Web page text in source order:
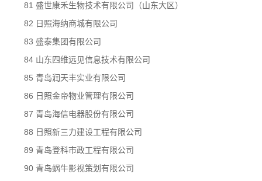
81 盛世康禾生物技术有限公司（山东大区）
82 日照海纳商城有限公司
83 盛泰集团有限公司
84 山东四维远见信息技术有限公司
85 青岛润天丰实业有限公司
86 日照金帝物业管理有限公司
87 青岛海信电器股份有限公司
88 日照新三力建设工程有限公司
89 青岛登科市政工程有限公司
90 青岛蜗牛影视策划有限公司